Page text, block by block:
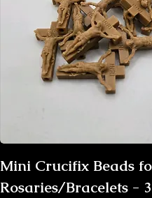
Mini Crucifix Beads
Rosaries/Bracelets -